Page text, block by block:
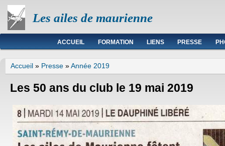
Les ailes de maurienne
Menu principal
ACCUEIL FORMATION LIENS PRESSE
Vous êtes ici
Accueil » Presse »Année 2019
Les 50 ans du club le 19 mai 2019